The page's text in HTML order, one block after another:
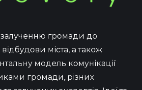
громади до
міста, а також
модель комунікації
громади, різних